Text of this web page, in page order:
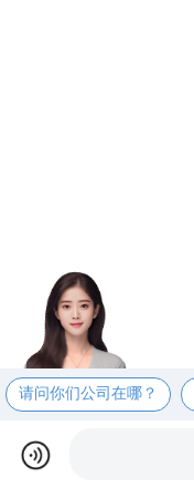
请问你们公司在哪？